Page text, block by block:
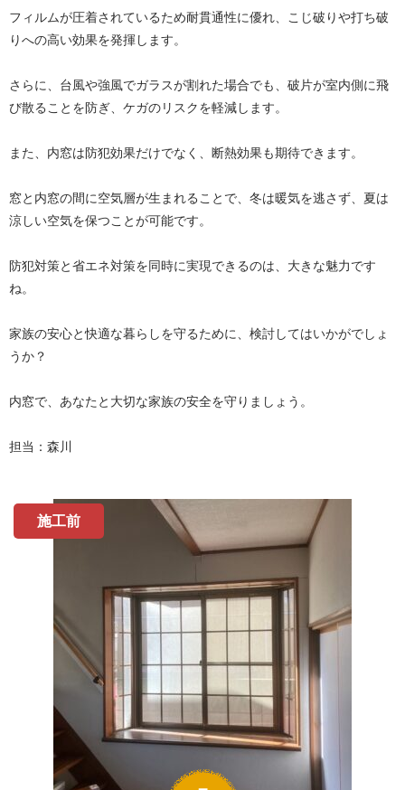
フィルムが圧着されているため耐貫通性に優れ、こじ破りや打ち破
りへの高い効果を発揮します。
さらに、台風や強風でガラスが割れた場合でも、破片が室内側に飛
び散ることを防ぎ、ケガのリスクを軽減します。
また、内窓は防犯効果だけでなく、断熱効果も期待できます。
窓と内窓の間に空気層が生まれることで、冬は暖気を逃さず、夏は
涼しい空気を保つことが可能です。
防犯対策と省エネ対策を同時に実現できるのは、大きな魅力です
ね。
家族の安心と快適な暮らしを守るために、検討してはいかがでしょ
うか？
内窓で、あなたと大切な家族の安全を守りましょう。
担当：森川
施工前